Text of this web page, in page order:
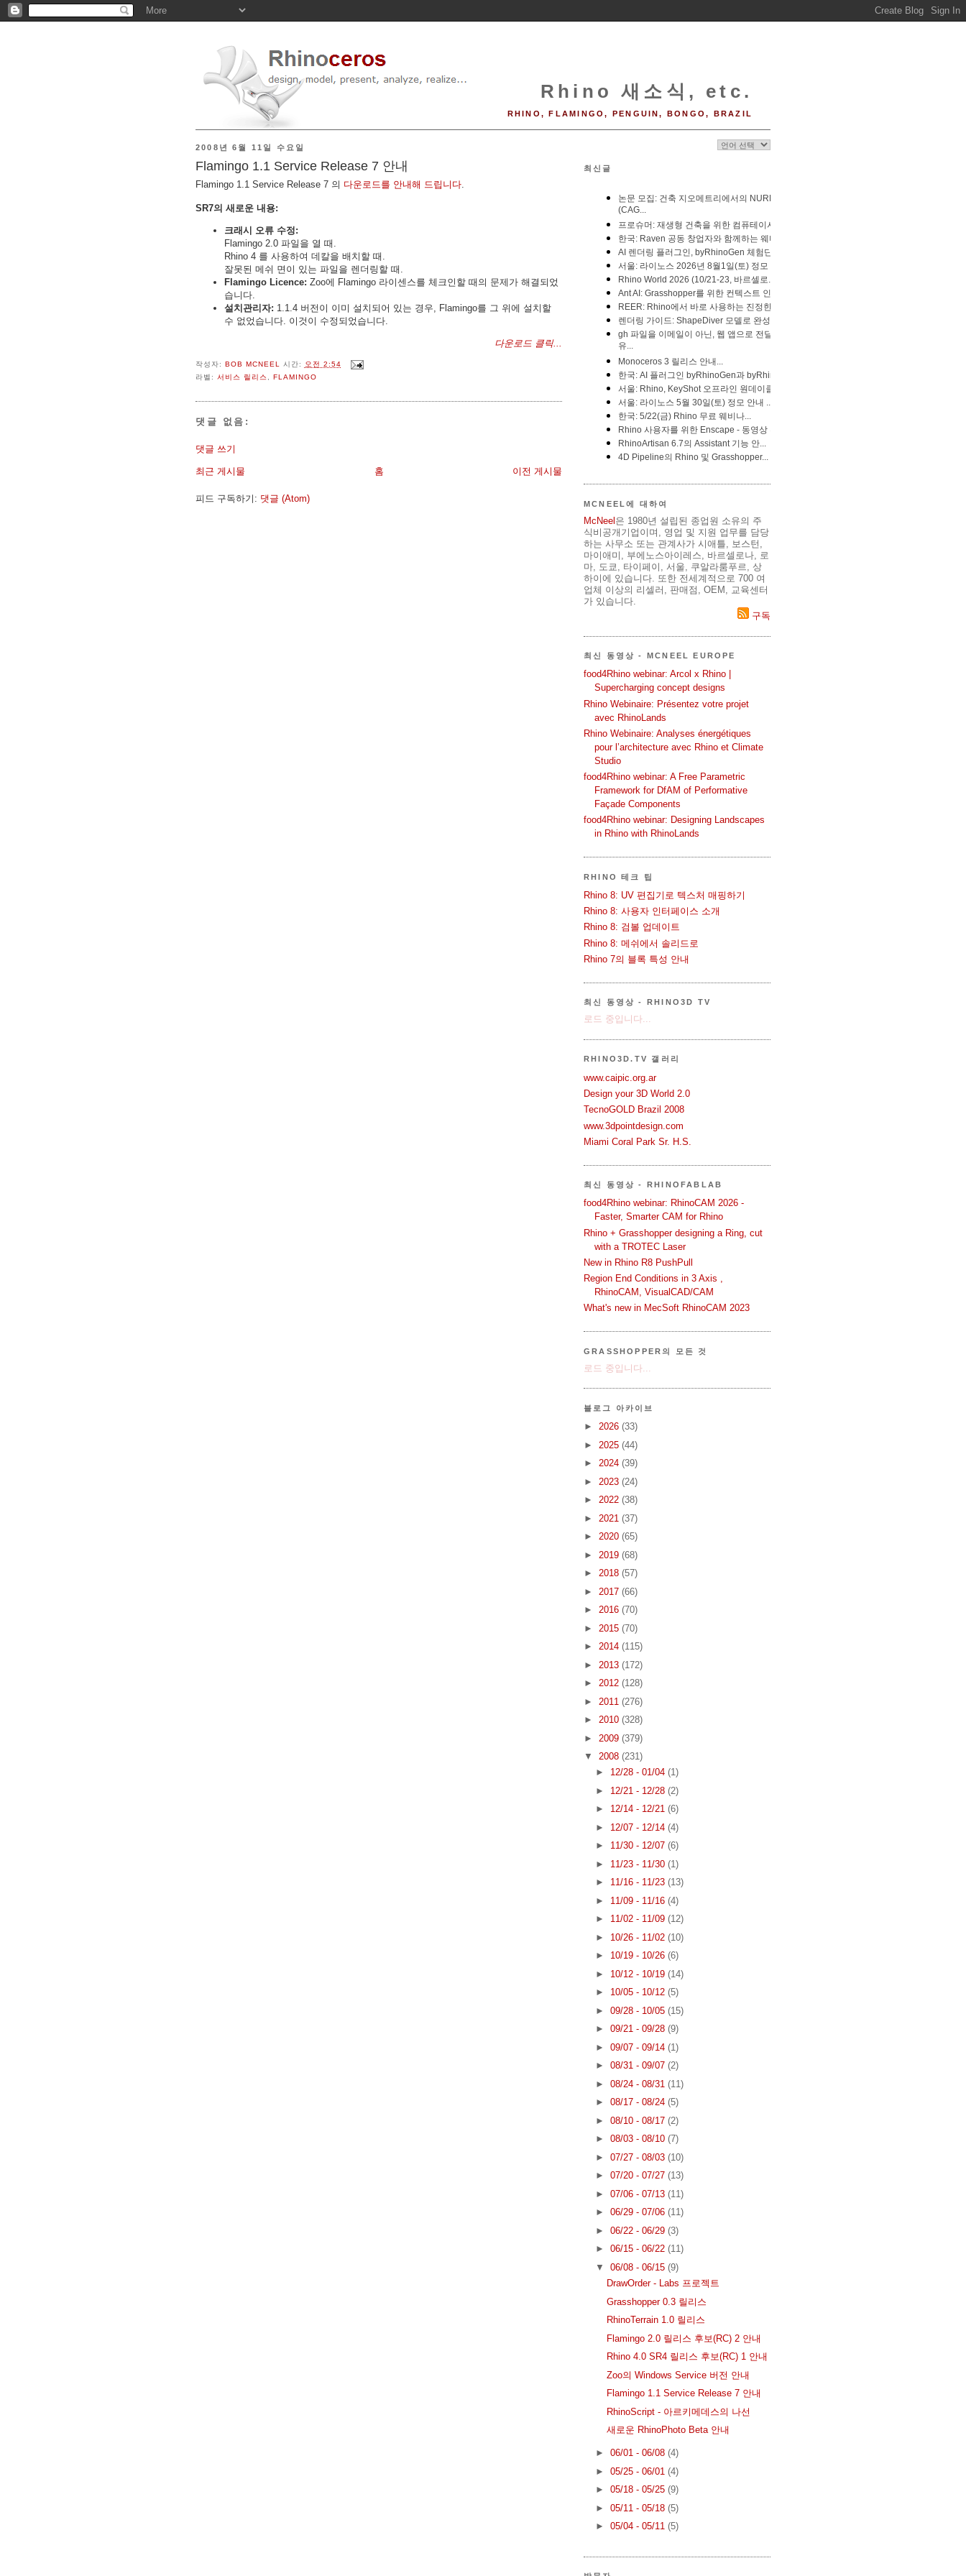
Rhino 새소식, etc.
RHINO, FLAMINGO, PENGUIN, BONGO, BRAZIL
2008년 6월 11일 수요일
Flamingo 1.1 Service Release 7 안내
Flamingo 1.1 Service Release 7 의 다운로드를 안내해 드립니다.
SR7의 새로운 내용:
크래시 오류 수정:
Flamingo 2.0 파일을 열 때.
Rhino 4 를 사용하여 데칼을 배치할 때.
잘못된 메쉬 면이 있는 파일을 렌더링할 때.
Flamingo Licence: Zoo에 Flamingo 라이센스를 체크인할 때의 문제가 해결되었
습니다.
설치관리자: 1.1.4 버전이 이미 설치되어 있는 경우, Flamingo를 그 위에 설치할
수 없었습니다. 이것이 수정되었습니다.
다운로드 클릭...
작성자: BOB MCNEEL 시간:
오전 2:54
라벨: 서비스 릴리스 FLAMINGO
댓글 없음:
댓글 쓰기
최근 게시물 이전 게시물
홈
피드 구독하기: 댓글 (Atom)
최신글
MCNEEL에 대하여
McNeel 은 1980년 설립된 종업원 소유의 주
식비공개기업이며, 영업 및 지원 업무를 담당
하는 사무소 또는 관계사가 시애틀, 보스턴,
마이애미, 부에노스아이레스, 바르셀로나, 로
마, 도쿄, 타이페이, 서울, 쿠알라룸푸르, 상
하이에 있습니다. 또한 전세계적으로 700 여
업체 이상의 리셀러, 판매점, OEM, 교육센터
가 있습니다.
구독
최신 동영상 - MCNEEL EUROPE
food4Rhino webinar: Arcol x Rhino |
Supercharging concept designs
Rhino Webinaire: Présentez votre projet
avec RhinoLands
Rhino Webinaire: Analyses énergétiques
pour l’architecture avec Rhino et Climate
Studio
food4Rhino webinar: A Free Parametric
Framework for DfAM of Performative
Façade Components
food4Rhino webinar: Designing Landscapes
in Rhino with RhinoLands
RHINO 테크 팁
Rhino 8: UV 편집기로 텍스처 매핑하기
Rhino 8: 사용자 인터페이스 소개
Rhino 8: 검볼 업데이트
Rhino 8: 메쉬에서 솔리드로
Rhino 7의 블록 특성 안내
최신 동영상 - RHINO3D TV
로드 중입니다...
RHINO3D.TV 갤러리
www.caipic.org.ar
Design your 3D World 2.0
TecnoGOLD Brazil 2008
www.3dpointdesign.com
Miami Coral Park Sr. H.S.
최신 동영상 - RHINOFABLAB
food4Rhino webinar: RhinoCAM 2026 -
Faster, Smarter CAM for Rhino
Rhino + Grasshopper designing a Ring, cut
with a TROTEC Laser
New in Rhino R8 PushPull
Region End Conditions in 3 Axis ,
RhinoCAM, VisualCAD/CAM
What's new in MecSoft RhinoCAM 2023
GRASSHOPPER의 모든 것
로드 중입니다...
블로그 아카이브
► 2026 (33)
► 2025 (44)
► 2024 (39)
► 2023 (24)
► 2022 (38)
► 2021 (37)
► 2020 (65)
► 2019 (68)
► 2018 (57)
► 2017 (66)
► 2016 (70)
► 2015 (70)
► 2014 (115)
► 2013 (172)
► 2012 (128)
► 2011 (276)
► 2010 (328)
► 2009 (379)
▼ 2008 (231)
► 12/28 - 01/04 (1)
► 12/21 - 12/28 (2)
► 12/14 - 12/21 (6)
► 12/07 - 12/14 (4)
► 11/30 - 12/07 (6)
► 11/23 - 11/30 (1)
► 11/16 - 11/23 (13)
► 11/09 - 11/16 (4)
► 11/02 - 11/09 (12)
► 10/26 - 11/02 (10)
► 10/19 - 10/26 (6)
► 10/12 - 10/19 (14)
► 10/05 - 10/12 (5)
► 09/28 - 10/05 (15)
► 09/21 - 09/28 (9)
► 09/07 - 09/14 (1)
► 08/31 - 09/07 (2)
► 08/24 - 08/31 (11)
► 08/17 - 08/24 (5)
► 08/10 - 08/17 (2)
► 08/03 - 08/10 (7)
► 07/27 - 08/03 (10)
► 07/20 - 07/27 (13)
► 07/06 - 07/13 (11)
► 06/29 - 07/06 (11)
► 06/22 - 06/29 (3)
► 06/15 - 06/22 (11)
▼ 06/08 - 06/15 (9)
DrawOrder - Labs 프로젝트
Grasshopper 0.3 릴리스
RhinoTerrain 1.0 릴리스
Flamingo 2.0 릴리스 후보(RC) 2 안내
Rhino 4.0 SR4 릴리스 후보(RC) 1 안내
Zoo의 Windows Service 버전 안내
Flamingo 1.1 Service Release 7 안내
RhinoScript - 아르키메데스의 나선
새로운 RhinoPhoto Beta 안내
► 06/01 - 06/08 (4)
► 05/25 - 06/01 (4)
► 05/18 - 05/25 (9)
► 05/11 - 05/18 (5)
► 05/04 - 05/11 (5)